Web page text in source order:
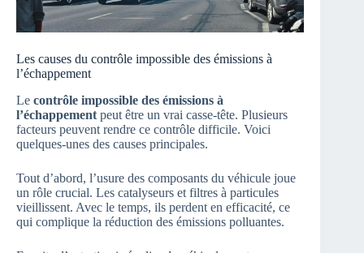
Les causes du contrôle impossible des émissions à
l’échappement
Le contrôle impossible des émissions à
l’échappement peut être un vrai casse-tête. Plusieurs
facteurs peuvent rendre ce contrôle difficile. Voici
quelques-unes des causes principales.
Tout d’abord, l’usure des composants du véhicule joue
un rôle crucial. Les catalyseurs et filtres à particules
vieillissent. Avec le temps, ils perdent en efficacité, ce
qui complique la réduction des émissions polluantes.